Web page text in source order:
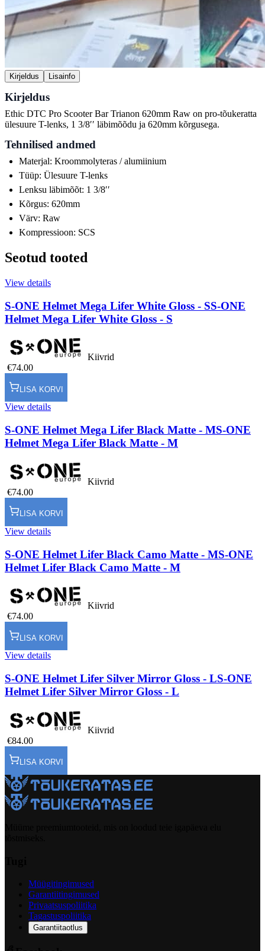
Kirjeldus Lisainfo
Kirjeldus
Ethic DTC Pro Scooter Bar Trianon 620mm Raw on pro-tõukeratta
ülesuure T-lenks, 1 3/8ʹʹ läbimõõdu ja 620mm kõrgusega.
Tehnilised andmed
Materjal: Kroommolyteras / alumiinium
Tüüp: Ülesuure T-lenks
Lenksu läbimõõt: 1 3/8ʹʹ
Kõrgus: 620mm
Värv: Raw
Kompressioon: SCS
Seotud tooted
View details
S-ONE Helmet Mega Lifer White Gloss - SS-ONE
Helmet Mega Lifer White Gloss - S
Kiivrid
€74.00
LISA KORVI
View details
S-ONE Helmet Mega Lifer Black Matte - MS-ONE
Helmet Mega Lifer Black Matte - M
Kiivrid
€74.00
LISA KORVI
View details
S-ONE Helmet Lifer Black Camo Matte - MS-ONE
Helmet Lifer Black Camo Matte - M
Kiivrid
€74.00
LISA KORVI
View details
S-ONE Helmet Lifer Silver Mirror Gloss - LS-ONE
Helmet Lifer Silver Mirror Gloss - L
Kiivrid
€84.00
LISA KORVI
Müügitingimused
Garantiitingimused
Privaatsuspoliitika
Tagastuspoliitika
Garantiitaotlus